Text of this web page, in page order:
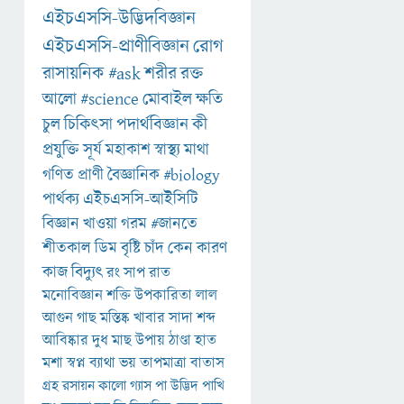
এইচএসসি-উদ্ভিদবিজ্ঞান
এইচএসসি-প্রাণীবিজ্ঞানরোগ
রাসায়নিক#askশরীররক্ত
আলো#scienceমোবাইলক্ষতি
চুলচিকিৎসাপদার্থবিজ্ঞানকী
প্রযুক্তিসূর্যমহাকাশস্বাস্থ্যমাথা
গণিত প্রাণীবৈজ্ঞানিক#biology
পার্থক্য এইচএসসি-আইসিটি
বিজ্ঞানখাওয়াগরম#জানতে
শীতকালডিমবৃষ্টিচাঁদকেনকারণ
কাজবিদ্যুৎরংসাপরাত
মনোবিজ্ঞানশক্তিউপকারিতালাল
আগুনগাছমস্তিষ্কখাবারসাদাশব্দ
আবিষ্কারদুধমাছউপায়ঠাণ্ডাহাত
মশাস্বপ্নব্যাথাভয়তাপমাত্রাবাতাস
গ্রহরসায়নকালোগ্যাসপাউদ্ভিদপাখি